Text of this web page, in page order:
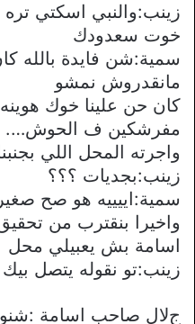
زينب:والنبي اسكتي
خوت سعدودك
سمية:شن فايدة بالله
مانقدروش نمشو
كان حن علينا خوك
مفرشكين ف الحوش….
واجرته المحل اللي
زينب:بجديات ؟؟؟
سمية:اييييه هو صح
واخيرا بنقترب من
اسامة بش يعبيلي محل
زينب:تو نقوله يتصل بيك
جﻻل صاحب اسامة :شنو